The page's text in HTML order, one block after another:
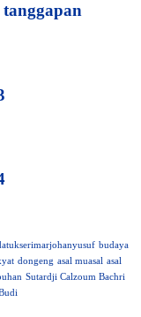
budaya
dongeng asal muasal asal
Sutardji Calzoum Bachri